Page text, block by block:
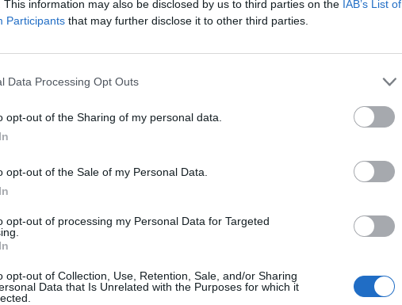
This information may also be disclosed by us to third parties on the IAB’s List of
Participants that may further disclose it to other third parties.
Data Processing Opt Outs
opt-out of the Sharing of my personal data.
opt-out of the Sale of my Personal Data.
opt-out of processing my Personal Data for Targeted
opt-out of Collection, Use, Retention, Sale, and/or Sharing
Data that Is Unrelated with the Purposes for which it
svētku lasījums un komiksu
Siguldas bērnu un jauniešu
– 7. oktobrī pulksten 15.00
Devonā.